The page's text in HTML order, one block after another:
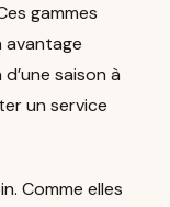
gammes
avantage
saison à
un service
Comme elles